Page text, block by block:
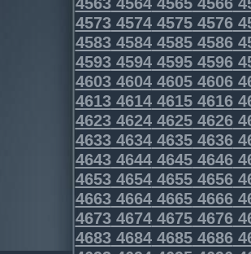
4573457445754576
4583458445854586
4593459445954596
4603460446054606
4613461446154616
4623462446254626
4633463446354636
4643464446454646
4653465446554656
4663466446654666
4673467446754676
4683468446854686